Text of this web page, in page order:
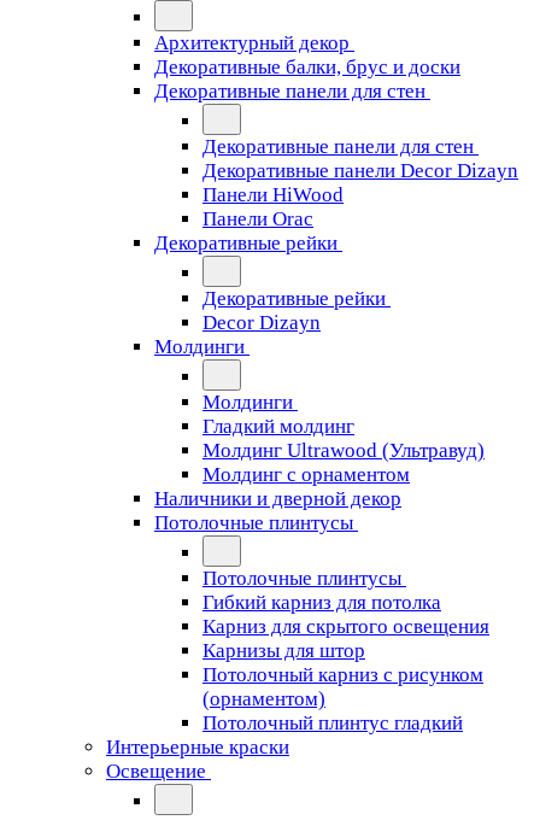
Архитектурный декор
Декоративные балки, брус и доски
Декоративные панели для стен
Декоративные панели для стен
Декоративные панели Decor Dizayn
Панели HiWood
Панели Orac
Декоративные рейки
Декоративные рейки
Decor Dizayn
Молдинги
Молдинги
Гладкий молдинг
Молдинг Ultrawood (Ультравуд)
Молдинг с орнаментом
Наличники и дверной декор
Потолочные плинтусы
Потолочные плинтусы
Гибкий карниз для потолка
Карниз для скрытого освещения
Карнизы для штор
Потолочный карниз с рисунком
(орнаментом)
Потолочный плинтус гладкий
Интерьерные краски
Освещение